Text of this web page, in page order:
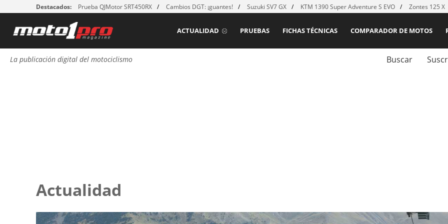
Destacados: Prueba QJMotor SRT450RX Cambios DGT: ¡guantes! Suzuki SV7 GX KTM 1390 Super Adventure S EVO Zontes 125 X
COMPARADOR DE MOTOS
FICHAS TÉCNICAS
PRUEBAS
ACTUALIDAD
La publicación digital del motociclismo Buscar
Actualidad